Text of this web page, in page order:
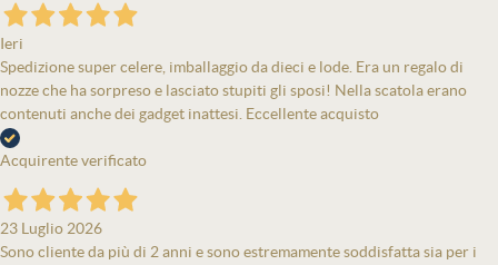
Ieri
Spedizione super celere, imballaggio da dieci e lode. Era un regalo di
nozze che ha sorpreso e lasciato stupiti gli sposi! Nella scatola erano
contenuti anche dei gadget inattesi. Eccellente acquisto
Acquirente verificato
23 Luglio 2026
Sono cliente da più di 2 anni e sono estremamente soddisfatta sia per i